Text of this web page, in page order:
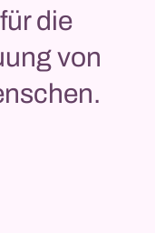
die
von